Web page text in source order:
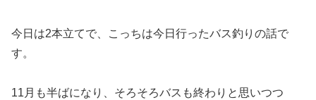
今日は2本立てで、こっちは今日行ったバス釣りの話で
す。
11月も半ばになり、そろそろバスも終わりと思いつつ